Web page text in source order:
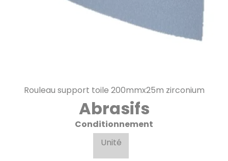
Rouleau support toile 200mmx25m zirconium
Abrasifs
Conditionnement
Unité